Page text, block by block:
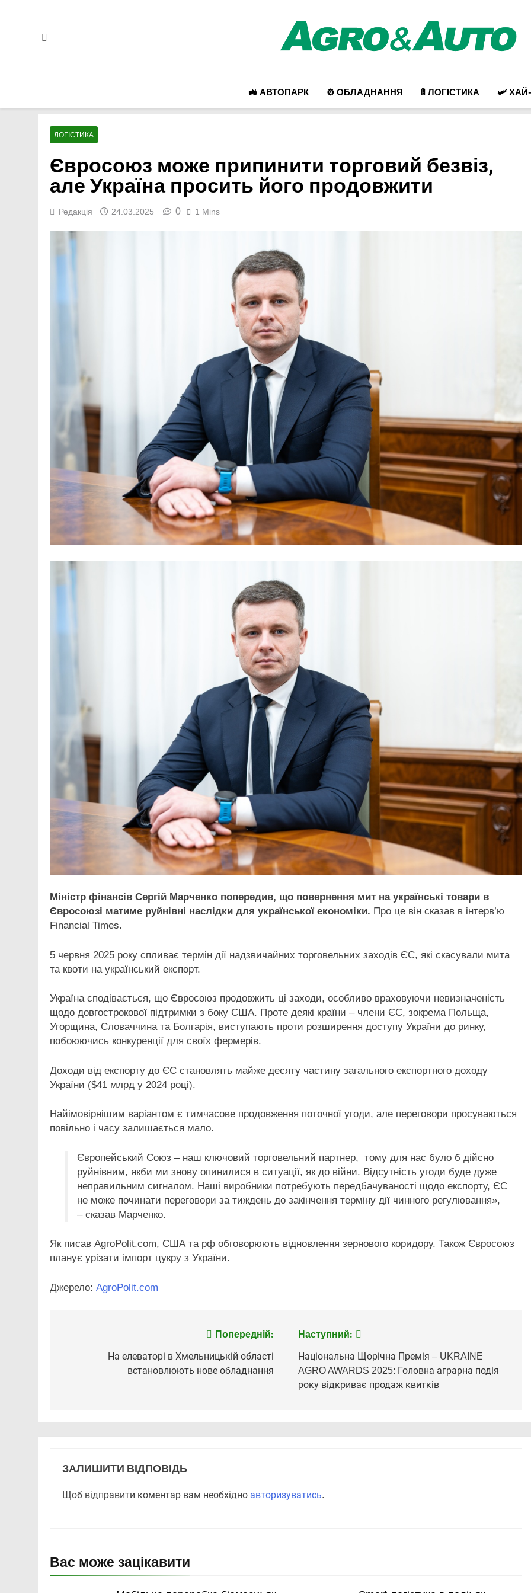
Agro & Auto
🚜 АВТОПАРК ⚙️ ОБЛАДНАННЯ 🚦 ЛОГІСТИКА 🛩️
ЛОГІСТИКА
Євросоюз може припинити торговий безвіз,
але Україна просить його продовжити
Редакція 24.03.2025 0 1 Mins
Міністр фінансів Сергій Марченко попередив, що повернення мит на українські товари в
Євросоюзі матиме руйнівні наслідки для української економіки. Про це він сказав в інтерв’ю
Financial Times.
5 червня 2025 року спливає термін дії надзвичайних торговельних заходів ЄС, які скасували мита
та квоти на український експорт.
Україна сподівається, що Євросоюз продовжить ці заходи, особливо враховуючи невизначеність
щодо довгострокової підтримки з боку США. Проте деякі країни – члени ЄС, зокрема Польща,
Угорщина, Словаччина та Болгарія, виступають проти розширення доступу України до ринку,
побоюючись конкуренції для своїх фермерів.
Доходи від експорту до ЄС становлять майже десяту частину загального експортного доходу
України ($41 млрд у 2024 році).
Найімовірнішим варіантом є тимчасове продовження поточної угоди, але переговори просуваються
повільно і часу залишається мало.
Європейський Союз – наш ключовий торговельний партнер, тому для нас було б дійсно
руйнівним, якби ми знову опинилися в ситуації, як до війни. Відсутність угоди буде дуже
неправильним сигналом. Наші виробники потребують передбачуваності щодо експорту, ЄС
не може починати переговори за тиждень до закінчення терміну дії чинного регулювання»,
– сказав Марченко.
Як писав AgroPolit.com, США та рф обговорюють відновлення зернового коридору. Також Євросоюз
планує урізати імпорт цукру з України.
Джерело: AgroPolit.com
записів
Попередній:
На елеваторі в Хмельницькій області
встановлюють нове обладнання
Наступний:
Національна Щорічна Премія – UKRAINE
AGRO AWARDS 2025: Головна аграрна подія
року відкриває продаж квитків
ЗАЛИШИТИ ВІДПОВІДЬ
Щоб відправити коментар вам необхідно авторизуватись.
Вас може зацікавити